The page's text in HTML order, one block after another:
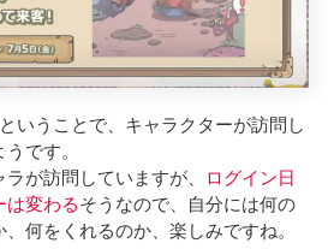
ということで、キャラクターが訪問し
です。
が訪問していますが、
ログイン日
は変わるそうなので、自分には何の
何をくれるのか、楽しみですね。